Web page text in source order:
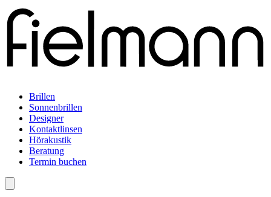
Brillen
Sonnenbrillen
Designer
Kontaktlinsen
Hörakustik
Beratung
Termin buchen